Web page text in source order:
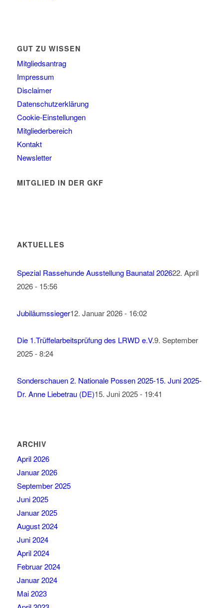
GUT ZU WISSEN
Mitgliedsantrag
Impressum
Disclaimer
Datenschutzerklärung
Cookie-Einstellungen
Mitgliederbereich
Kontakt
Newsletter
MITGLIED IN DER GKF
AKTUELLES
Spezial Rassehunde Ausstellung Baunatal 202622. April
2026 - 15:56
Jubiläumssieger12. Januar 2026 - 16:02
Die 1.Trüffelarbeitsprüfung des LRWD e.V.9. September
2025 - 8:24
Sonderschauen 2. Nationale Possen 2025-15. Juni 2025-
Dr. Anne Liebetrau (DE)15. Juni 2025 - 19:41
ARCHIV
April 2026
Januar 2026
September 2025
Juni 2025
Januar 2025
August 2024
Juni 2024
April 2024
Februar 2024
Januar 2024
Mai 2023